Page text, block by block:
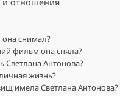
снимал?
фильм она сняла?
Светлана Антонова?
жизнь?
имела Светлана Антонова?